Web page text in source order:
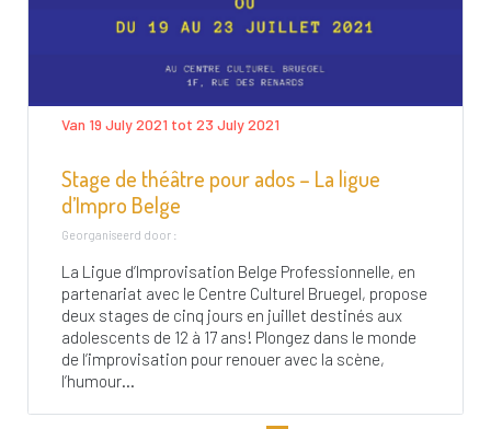
Van 19 July 2021 tot 23 July 2021
Stage de théâtre pour ados – La ligue
d’Impro Belge
Georganiseerd door :
La Ligue d’Improvisation Belge Professionnelle, en
partenariat avec le Centre Culturel Bruegel, propose
deux stages de cinq jours en juillet destinés aux
adolescents de 12 à 17 ans! Plongez dans le monde
de l’improvisation pour renouer avec la scène,
l’humour...